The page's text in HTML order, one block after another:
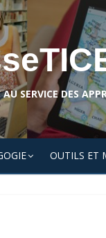
SERVICE DES
OUTILS ET